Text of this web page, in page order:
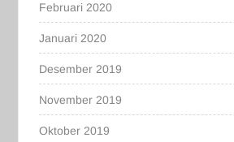
Februari 2020
Januari 2020
Desember 2019
November 2019
Oktober 2019